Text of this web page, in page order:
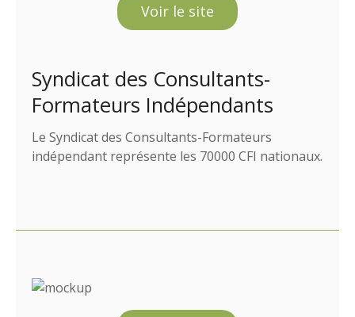
Voir le site
Syndicat des Consultants-
Formateurs Indépendants
Le Syndicat des Consultants-Formateurs
indépendant représente les 70000 CFI nationaux.